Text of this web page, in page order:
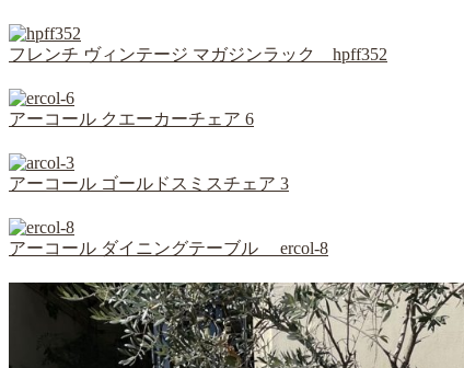
フレンチ ヴィンテージ マガジンラック hpff352
アーコール クエーカーチェア 6
アーコール ゴールドスミスチェア 3
アーコール ダイニングテーブル ercol-8